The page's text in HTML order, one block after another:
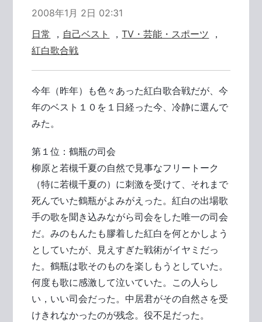
2008年1月 2日 02:31
日常
， 自己ベスト ，TV・芸能・スポーツ ，
紅白歌合戦
今年（昨年）も色々あった紅白歌合戦だが、今
年のベスト１０を１日経った今、冷静に選んで
みた。
第１位：鶴瓶の司会
柳原と若槻千夏の自然で見事なフリートーク
（特に若槻千夏の）に刺激を受けて、それまで
死んでいた鶴瓶がよみがえった。紅白の出場歌
手の歌を聞き込みながら司会をした唯一の司会
だ。みのもんたも膠着した紅白を何とかしよう
としていたが、見えすぎた戦術がイヤミだっ
た。鶴瓶は歌そのものを楽しもうとしていた。
何度も歌に感激して泣いていた。この人らし
い，いい司会だった。中居君がその自然さを受
けきれなかったのが残念。役不足だった。